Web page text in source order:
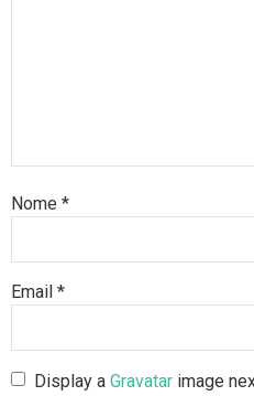
Nome *
Email *
Display aGravatar image